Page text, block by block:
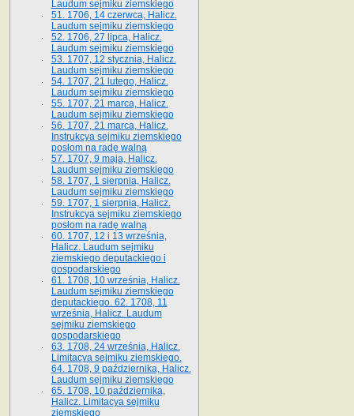
Laudum sejmiku ziemskiego
51. 1706, 14 czerwca, Halicz.
Laudum sejmiku ziemskiego
52. 1706, 27 lipca, Halicz.
Laudum sejmiku ziemskiego
53. 1707, 12 stycznia, Halicz.
Laudum sejmiku ziemskiego
54. 1707, 21 lutego, Halicz.
Laudum sejmiku ziemskiego
55. 1707, 21 marca, Halicz.
Laudum sejmiku ziemskiego
56. 1707, 21 marca, Halicz.
Instrukcya sejmiku ziemskiego
posłom na radę walną
57. 1707, 9 maja, Halicz.
Laudum sejmiku ziemskiego
58. 1707, 1 sierpnia, Halicz.
Laudum sejmiku ziemskiego
59. 1707, 1 sierpnia, Halicz.
Instrukcya sejmiku ziemskiego
posłom na radę walną
60. 1707, 12 i 13 września,
Halicz. Laudum sejmiku
ziemskiego deputackiego i
gospodarskiego
61. 1708, 10 września, Halicz.
Laudum sejmiku ziemskiego
deputackiego. 62. 1708, 11
września, Halicz. Laudum
sejmiku ziemskiego
gospodarskiego
63. 1708, 24 września, Halicz.
Limitacya sejmiku ziemskiego.
64. 1708, 9 października, Halicz.
Laudum sejmiku ziemskiego
65­. 1708, 10 października,
Halicz. Limitacya sejmiku
ziemskiego